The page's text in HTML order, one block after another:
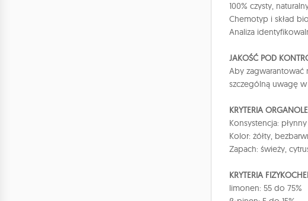
100% czysty,
Chemotyp i skład
Analiza
JAKOŚĆ POD
Aby zagwarantować
szczególną uwagę
KRYTERIA
Konsystencja: płynny
Kolor: żółty,
Zapach: świeży,
KRYTERIA
limonen: 55 do 75%